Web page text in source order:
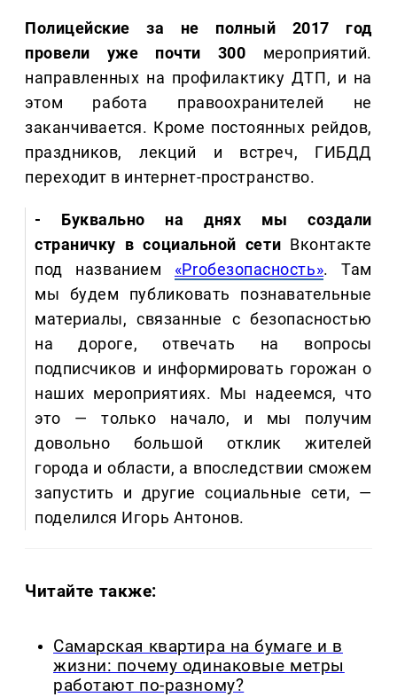
Полицейские за не полный 2017 год
провели уже почти 300 мероприятий.
направленных на профилактику ДТП, и на
этом работа правоохранителей не
заканчивается. Кроме постоянных рейдов,
праздников, лекций и встреч, ГИБДД
переходит в интернет-пространство.
- Буквально на днях мы создали
страничку в социальной сети Вконтакте
под названием «Proбезопасность». Там
мы будем публиковать познавательные
материалы, связанные с безопасностью
на дороге, отвечать на вопросы
подписчиков и информировать горожан о
наших мероприятиях. Мы надеемся, что
это — только начало, и мы получим
довольно большой отклик жителей
города и области, а впоследствии сможем
запустить и другие социальные сети, —
поделился Игорь Антонов.
Читайте также:
Самарская квартира на бумаге и в
жизни: почему одинаковые метры
работают по-разному?